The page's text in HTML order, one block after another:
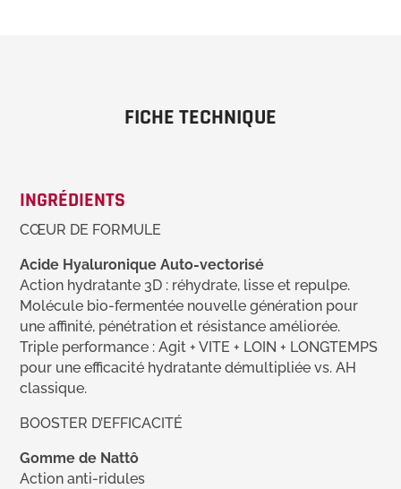
FICHE TECHNIQUE
INGRÉDIENTS
CŒUR DE FORMULE
Acide Hyaluronique Auto-vectorisé
Action hydratante 3D : réhydrate, lisse et repulpe.
Molécule bio-fermentée nouvelle génération pour
une affinité, pénétration et résistance améliorée.
Triple performance : Agit + VITE + LOIN + LONGTEMPS
pour une efficacité hydratante démultipliée vs. AH
classique.
BOOSTER D’EFFICACITÉ
Gomme de Nattô
Action anti-ridules